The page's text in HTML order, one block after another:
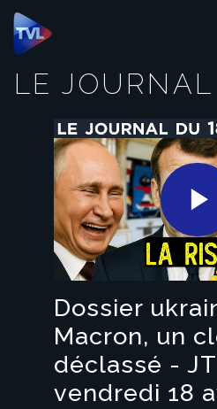
Panneau de gestion des
LE JOURNAL
Dossier
Macron, un
déclassé -
vendredi 18